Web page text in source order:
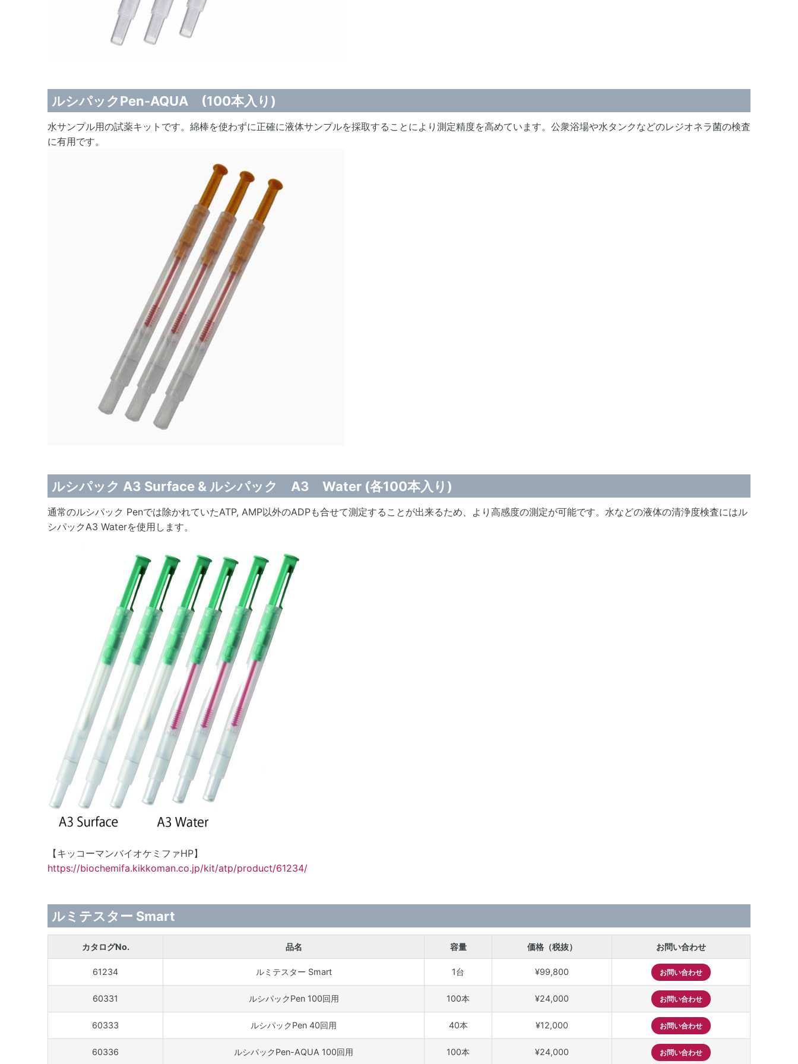
ルシパックPen-AQUA (100本入り)
水サンプル用の試薬キットです。綿棒を使わずに正確に液体サンプルを採取することにより測定精度を高めています。公衆浴場や水タンクなどのレジオネラ菌の検査
に有用です。
ルシパック A3 Surface & ルシパック A3 Water (各100本入り)
通常のルシパック Penでは除かれていたATP, AMP以外のADPも合せて測定することが出来るため、より高感度の測定が可能です。水などの液体の清浄度検査にはル
シパックA3 Waterを使用します。
【キッコーマンバイオケミファHP】
https://biochemifa.kikkoman.co.jp/kit/atp/product/61234/
ルミテスター Smart
カタログNo. 品名 容量 価格（税抜） お問い合わせ
61234 ルミテスター Smart 1台 ¥99,800 お問い合わせ
60331 ルシパックPen 100回用 100本 ¥24,000 お問い合わせ
60333 ルシパックPen 40回用 40本 ¥12,000 お問い合わせ
60336 ルシパックPen-AQUA 100回用 100本 ¥24,000 お問い合わせ